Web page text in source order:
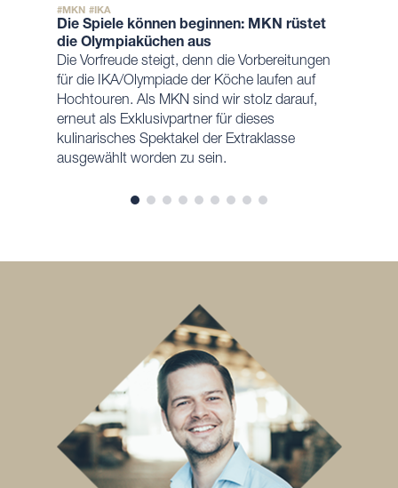
MKN IKA
Die Spiele können beginnen: MKN rüstet
die Olympiaküchen aus
Die Vorfreude steigt, denn die Vorbereitungen
für die IKA/Olympiade der Köche laufen auf
Hochtouren. Als MKN sind wir stolz darauf,
erneut als Exklusivpartner für dieses
kulinarisches Spektakel der Extraklasse
ausgewählt worden zu sein.